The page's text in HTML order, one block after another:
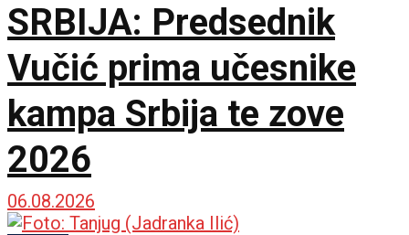
SRBIJA: Predsednik
Vučić prima učesnike
kampa Srbija te zove
2026
06.08.2026